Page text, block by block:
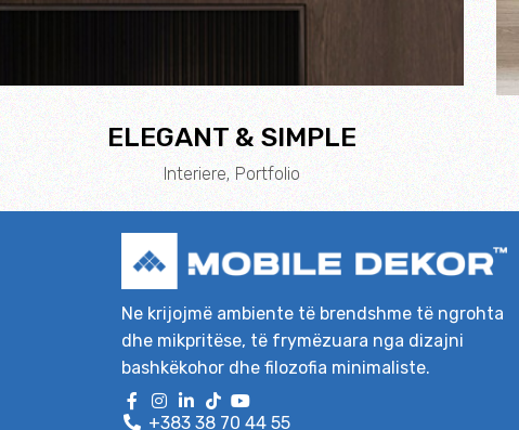
ELEGANT & SIMPLE
Interiere Portfolio
Ne krijojmë ambiente të brendshme të ngrohta
dhe mikpritëse, të frymëzuara nga dizajni
bashkëkohor dhe filozofia minimaliste.
+383 38 70 44 55